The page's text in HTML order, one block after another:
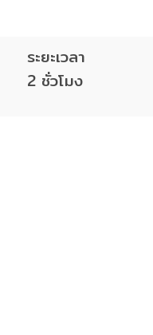
ระยะเวลา
2 ชั่วโมง